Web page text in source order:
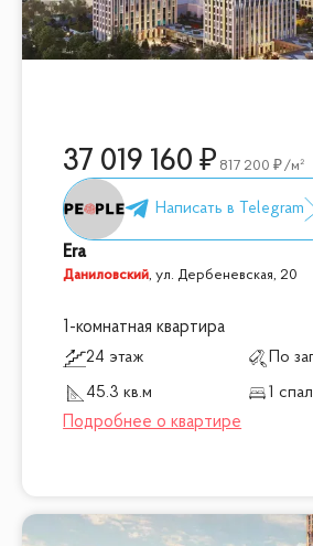
37 019 160 817 200 /м²
Era
Даниловский,ул. Дербеневская, 20
1-комнатная квартира
24 этаж
По
45.3 кв.м
1